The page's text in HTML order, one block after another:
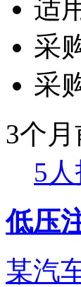
适
采
采
3个
5
低压
某汽